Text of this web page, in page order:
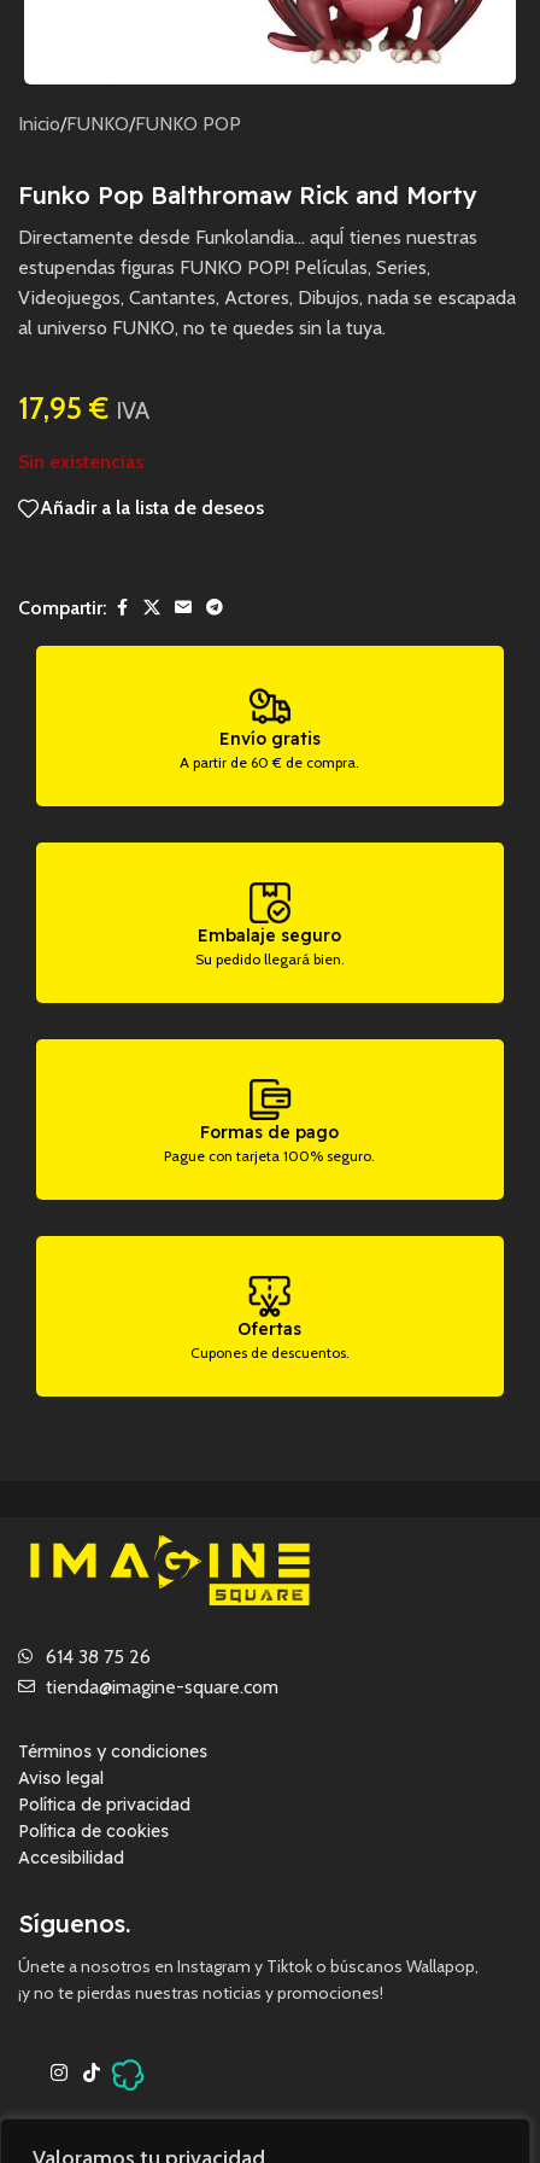
Inicio/FUNKO/FUNKO POP
Funko Pop Balthromaw Rick and Morty
Directamente desde Funkolandia… aquÍ tienes nuestras
estupendas figuras FUNKO POP! Películas, Series,
Videojuegos, Cantantes, Actores, Dibujos, nada se escapada
al universo FUNKO, no te quedes sin la tuya.
17,95 € IVA
Sin existencias
Añadir a la lista de deseos
Compartir:
Envío gratis
A partir de 60 € de compra.
Embalaje seguro
Su pedido llegará bien.
Formas de pago
Pague con tarjeta 100% seguro.
Ofertas
Cupones de descuentos.
614 38 75 26
tienda@imagine-square.com
Términos y condiciones
Aviso legal
Política de privacidad
Política de cookies
Accesibilidad
Síguenos.
Únete a nosotros en Instagram y Tiktok o búscanos Wallapop,
¡y no te pierdas nuestras noticias y promociones!